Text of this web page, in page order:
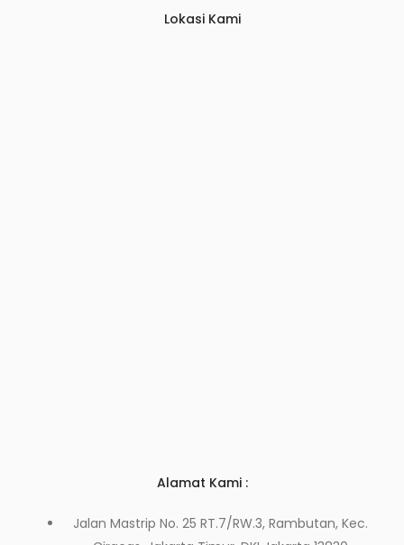
Lokasi Kami
Alamat Kami :
Jalan Mastrip No. 25 RT.7/RW.3, Rambutan, Kec.